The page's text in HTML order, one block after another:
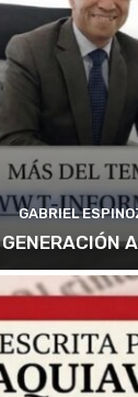
GABRIEL